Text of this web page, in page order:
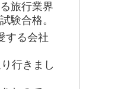
旅行業界
験合格。
する会社
行きまし